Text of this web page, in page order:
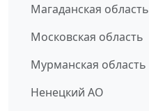
Магаданская область
Московская область
Мурманская область
Ненецкий АО